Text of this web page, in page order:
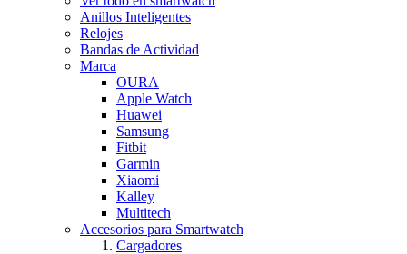
Anillos Inteligentes
Relojes
Bandas de Actividad
Marca
OURA
Apple Watch
Huawei
Samsung
Fitbit
Garmin
Xiaomi
Kalley
Multitech
Accesorios para Smartwatch
Cargadores